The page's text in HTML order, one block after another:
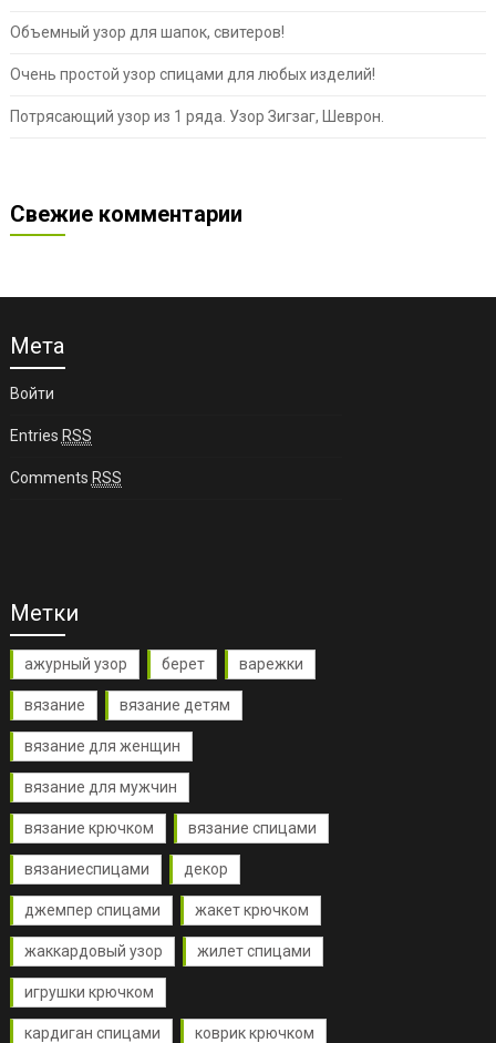
Объемный узор для шапок, свитеров!
Очень простой узор спицами для любых изделий!
Потрясающий узор из 1 ряда. Узор Зигзаг, Шеврон.
Свежие комментарии
Мета
Войти
Entries RSS
Comments RSS
Метки
ажурный узор берет варежки
вязание вязание детям
вязание для женщин
вязание для мужчин
вязание крючком вязание спицами
вязаниеспицами декор
джемпер спицами жакет крючком
жаккардовый узор жилет спицами
игрушки крючком
кардиган спицами коврик крючком